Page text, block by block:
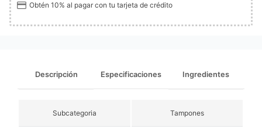
Obtén 10% al pagar con tu tarjeta de crédito
Descripción Especificaciones Ingredientes
Subcategoria Tampones